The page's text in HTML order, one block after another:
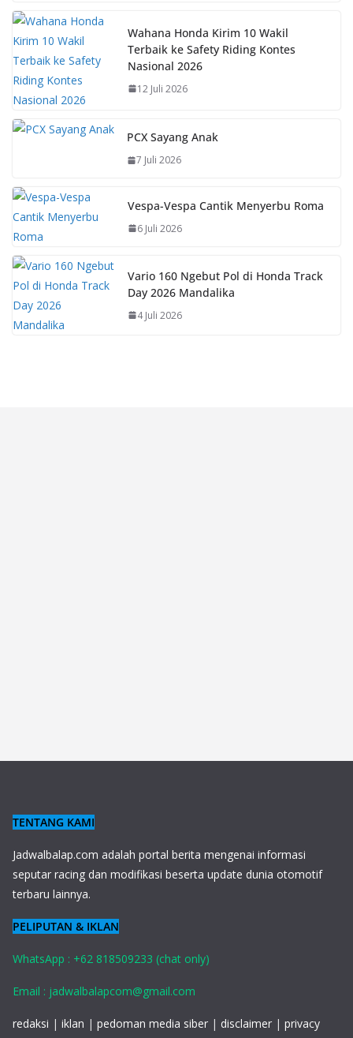
k p k
Wahana Honda Kirim 10 Wakil
Terbaik ke Safety Riding Kontes
Nasional 2026
12 Juli 2026
PCX Sayang Anak
7 Juli 2026
Vespa-Vespa Cantik Menyerbu Roma
6 Juli 2026
Vario 160 Ngebut Pol di Honda Track
Day 2026 Mandalika
4 Juli 2026
TENTANG KAMI
Jadwalbalap.com adalah portal berita mengenai informasi
seputar racing dan modifikasi beserta update dunia otomotif
terbaru lainnya.
PELIPUTAN & IKLAN
WhatsApp : +62 818509233 (chat only)
Email : jadwalbalapcom@gmail.com
redaksi | iklan | pedoman media siber | disclaimer | privacy